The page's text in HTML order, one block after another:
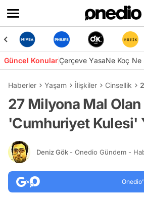
Güncel KonularÇerçeve YasaNe Koç Ne
Haberler Yaşam İlişkiler Cinsellik
27 Milyona Mal Olan
'Cumhuriyet Kulesi'
Deniz Gök - Onedio Gündem -